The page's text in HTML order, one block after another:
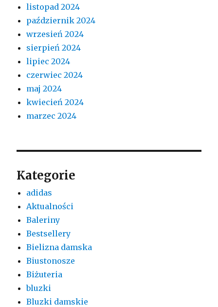
listopad 2024
październik 2024
wrzesień 2024
sierpień 2024
lipiec 2024
czerwiec 2024
maj 2024
kwiecień 2024
marzec 2024
Kategorie
adidas
Aktualności
Baleriny
Bestsellery
Bielizna damska
Biustonosze
Biżuteria
bluzki
Bluzki damskie